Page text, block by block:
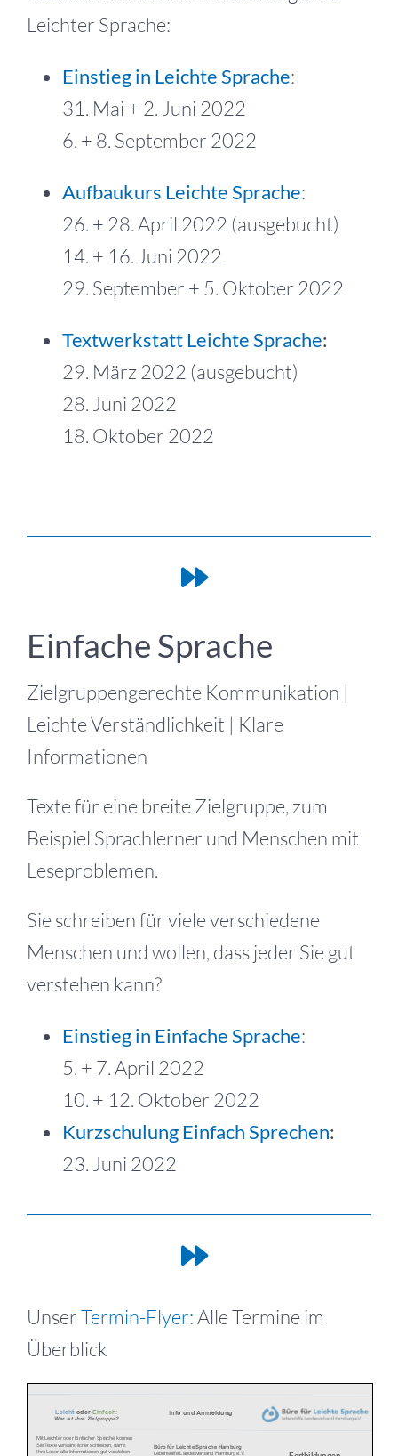
Leichter Sprache:
Einstieg in Leichte Sprache:
31. Mai + 2. Juni 2022
6. + 8. September 2022
Aufbaukurs Leichte Sprache:
26. + 28. April 2022 (ausgebucht)
14. + 16. Juni 2022
29. September + 5. Oktober 2022
Textwerkstatt Leichte Sprache:
29. März 2022 (ausgebucht)
28. Juni 2022
18. Oktober 2022
Einfache Sprache
Zielgruppengerechte Kommunikation |
Leichte Verständlichkeit | Klare
Informationen
Texte für eine breite Zielgruppe, zum
Beispiel Sprachlerner und Menschen mit
Leseproblemen.
Sie schreiben für viele verschiedene
Menschen und wollen, dass jeder Sie gut
verstehen kann?
Einstieg in Einfache Sprache:
5. + 7. April 2022
10. + 12. Oktober 2022
Kurzschulung Einfach Sprechen:
23. Juni 2022
UnserTermin-Flyer:Alle Termine im
Überblick